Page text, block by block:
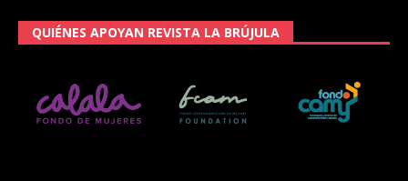
QUIÉNES APOYAN REVISTA LA BRÚJULA